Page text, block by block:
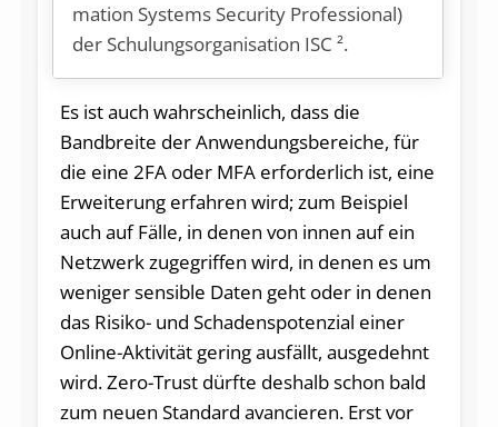
ma­ti­on Sys­tems Se­cu­ri­ty Pro­fes­sio­nal)
der Schu­lungs­or­ga­ni­sa­ti­on ISC ².
Es ist auch wahrscheinlich, dass die
Bandbreite der Anwendungsbereiche, für
die eine 2FA oder MFA erforderlich ist, eine
Erweiterung erfahren wird; zum Beispiel
auch auf Fälle, in denen von innen auf ein
Netzwerk zugegriffen wird, in denen es um
weniger sensible Daten geht oder in denen
das Risiko- und Schadenspotenzial einer
Online-Aktivität gering ausfällt, ausgedehnt
wird. Zero-Trust dürfte deshalb schon bald
zum neuen Standard avancieren. Erst vor